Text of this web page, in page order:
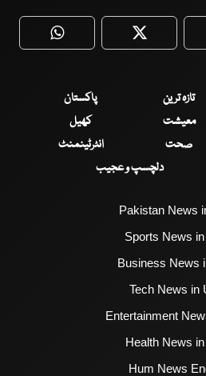
WhatsApp Twitter
تازہ ترین
پاکستان
معیشت
کھیل
صحت
انٹرٹینمنٹ
دلچسپ و عجیب
Pakistan News
Sports News
Business News
Tech News in
Entertainment
Health News
Hum News